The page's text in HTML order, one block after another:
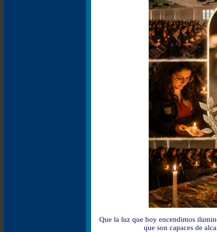
Que la luz que hoy encendimos
que son capaces de